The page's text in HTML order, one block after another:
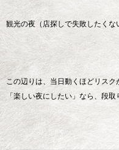
観光の夜（店探しで失敗したくな
この辺りは、当日動くほどリスク
「楽しい夜にしたい」なら、段取